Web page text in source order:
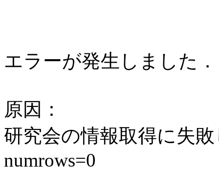
エラーが発生しました．
原因：
研究会の情報取得に失
numrows=0